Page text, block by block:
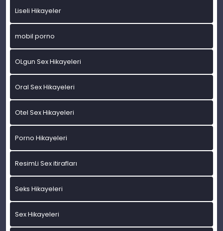
Liseli Hikayeler
mobil porno
OLgun Sex Hikayeleri
Oral Sex Hikayeleri
Otel Sex Hikayeleri
Porno Hikayeleri
ResimLi Sex itirafları
Seks Hikayeleri
Sex Hikayeleri